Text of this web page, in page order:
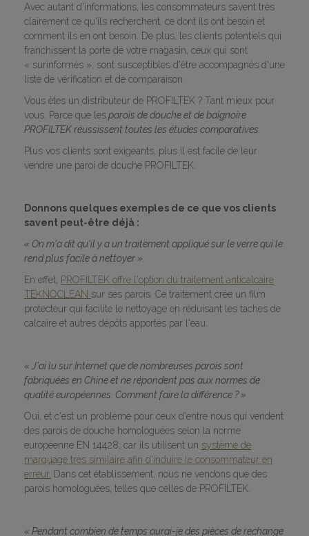
Avec autant d'informations, les consommateurs savent très
clairement ce qu'ils recherchent, ce dont ils ont besoin et
comment ils en ont besoin. De plus, les clients potentiels qui
franchissent la porte de votre magasin, ceux qui sont
« surinformés », sont susceptibles d'être accompagnés d'une
liste de vérification et de comparaison.
Vous êtes un distributeur de PROFILTEK ? Tant mieux pour
vous. Parce que lesparois de douche et de baignoire
PROFILTEK réussissent toutes les études comparatives.
Plus vos clients sont exigeants, plus il est facile de leur
vendre une paroi de douche PROFILTEK.
Donnons quelques exemples de ce que vos clients
savent peut-être déjà :
« On m'a dit qu'il y a un traitement appliqué sur le verre qui le
rend plus facile à nettoyer ».
En effet, PROFILTEK offre l'option du traitement anticalcaire
TEKNOCLEAN sur ses parois. Ce traitement crée un film
protecteur qui facilite le nettoyage en réduisant les taches de
calcaire et autres dépôts apportés par l'eau.
« J'ai lu sur Internet que de nombreuses parois sont
fabriquées en Chine et ne répondent pas aux normes de
qualité européennes. Comment faire la différence ? »
Oui, et c'est un problème pour ceux d'entre nous qui vendent
des parois de douche homologuées selon la norme
européenne EN 14428, car ils utilisent un système de
marquage très similaire afin d'induire le consommateur en
erreur. Dans cet établissement, nous ne vendons que des
parois homologuées, telles que celles de PROFILTEK.
« Pendant combien de temps aurai-je des pièces de rechange